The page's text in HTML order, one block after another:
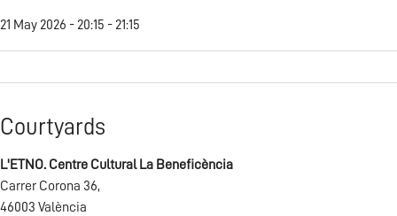
21 May 2026 - 20:15 - 21:15
Courtyards
L'ETNO. Centre Cultural La Beneficència
Carrer Corona 36,
46003 València